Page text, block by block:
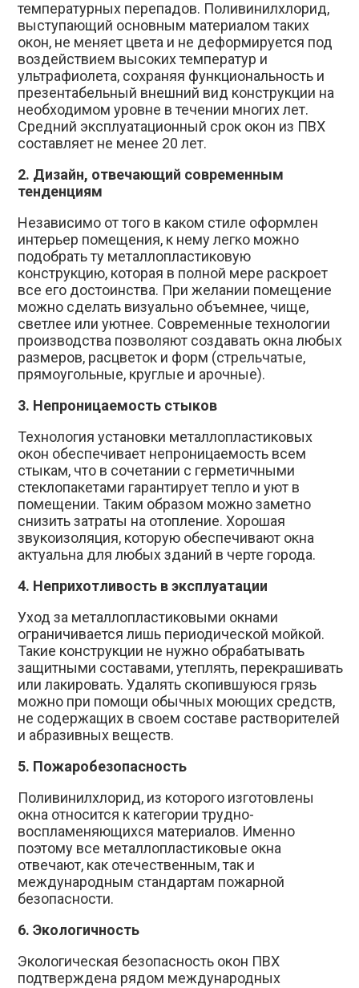
температурных перепадов. Поливинилхлорид,
выступающий основным материалом таких
окон, не меняет цвета и не деформируется под
воздействием высоких температур и
ультрафиолета, сохраняя функциональность и
презентабельный внешний вид конструкции на
необходимом уровне в течении многих лет.
Средний эксплуатационный срок окон из ПВХ
составляет не менее 20 лет.
2. Дизайн, отвечающий современным
тенденциям
Независимо от того в каком стиле оформлен
интерьер помещения, к нему легко можно
подобрать ту металлопластиковую
конструкцию, которая в полной мере раскроет
все его достоинства. При желании помещение
можно сделать визуально объемнее, чище,
светлее или уютнее. Современные технологии
производства позволяют создавать окна любых
размеров, расцветок и форм (стрельчатые,
прямоугольные, круглые и арочные).
3. Непроницаемость стыков
Технология установки металлопластиковых
окон обеспечивает непроницаемость всем
стыкам, что в сочетании с герметичными
стеклопакетами гарантирует тепло и уют в
помещении. Таким образом можно заметно
снизить затраты на отопление. Хорошая
звукоизоляция, которую обеспечивают окна
актуальна для любых зданий в черте города.
4. Неприхотливость в эксплуатации
Уход за металлопластиковыми окнами
ограничивается лишь периодической мойкой.
Такие конструкции не нужно обрабатывать
защитными составами, утеплять, перекрашивать
или лакировать. Удалять скопившуюся грязь
можно при помощи обычных моющих средств,
не содержащих в своем составе растворителей
и абразивных веществ.
5. Пожаробезопасность
Поливинилхлорид, из которого изготовлены
окна относится к категории трудно-
воспламеняющихся материалов. Именно
поэтому все металлопластиковые окна
отвечают, как отечественным, так и
международным стандартам пожарной
безопасности.
6. Экологичность
Экологическая безопасность окон ПВХ
подтверждена рядом международных